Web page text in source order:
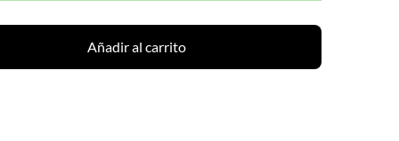
Añadir al carrito